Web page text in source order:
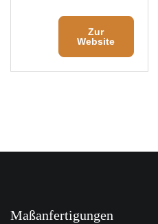
Zur
Website
Maßanfertigungen